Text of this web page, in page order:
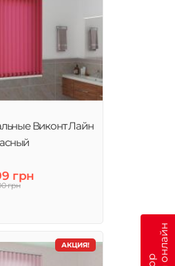
Виконт Лайн
грн
грн
АКЦИЯ!